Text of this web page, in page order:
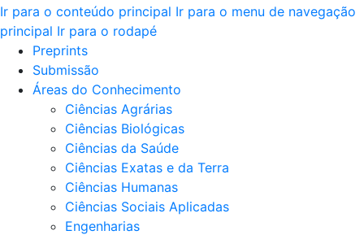
Ir para o conteúdo principal Ir para o menu de navegação
principal Ir para o rodapé
Preprints
Submissão
Áreas do Conhecimento
Ciências Agrárias
Ciências Biológicas
Ciências da Saúde
Ciências Exatas e da Terra
Ciências Humanas
Ciências Sociais Aplicadas
Engenharias